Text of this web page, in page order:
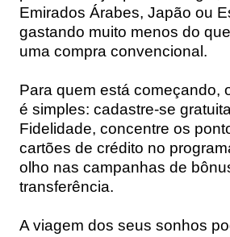
Emirados Árabes, Japão ou
gastando muito menos do
uma compra convencional.
Para quem está começando,
é simples: cadastre-se
Fidelidade, concentre os
cartões de crédito no
olho nas campanhas de
transferência.
A viagem dos seus sonhos